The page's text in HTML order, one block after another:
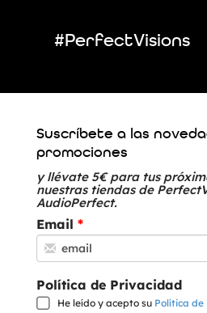
#PerfectVisions
Suscríbete a las
promociones
y llévate 5€ para tus
nuestras tiendas de
AudioPerfect.
Email
Política de Privacidad
He leído y acepto su Política